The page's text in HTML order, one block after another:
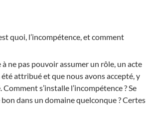
quoi, l’incompétence, et comment
à ne pas pouvoir assumer un rôle, un acte
attribué et que nous avons accepté, y
s’installe l’incompétence ? Se
dans un domaine quelconque ? Certes